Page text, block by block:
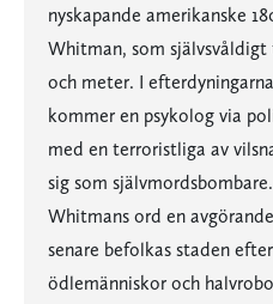
nyskapande amerikanske
Whitman, som
och meter. I
kommer en psykolog via
med en terroristliga av
sig som
Whitmans ord en
senare befolkas staden
ödlemänniskor och